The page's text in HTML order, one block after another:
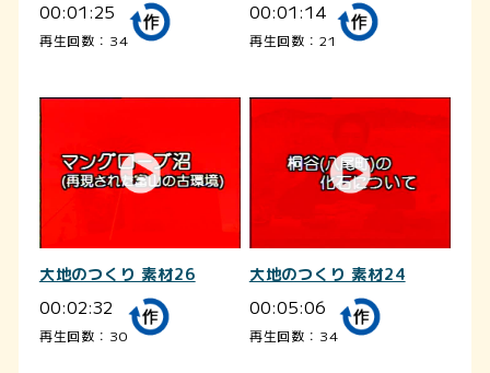
00:01:25
再生回数：34
00:01:14
再生回数：21
大地のつくり 素材26
00:02:32
再生回数：30
大地のつくり 素材24
00:05:06
再生回数：34